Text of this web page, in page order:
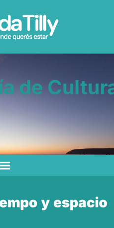
de
y espacio